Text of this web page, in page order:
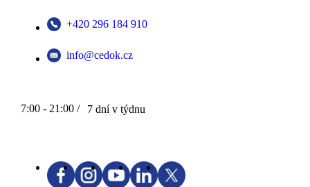
+420 296 184 910
info@cedok.cz
7:00 - 21:00 / 7 dní v týdnu